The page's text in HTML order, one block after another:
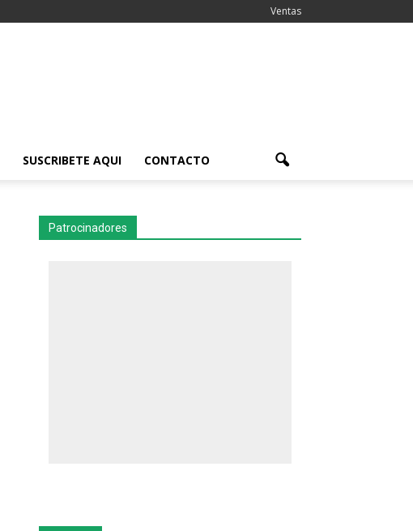
Ventas
SUSCRIBETE AQUI CONTACTO
Patrocinadores